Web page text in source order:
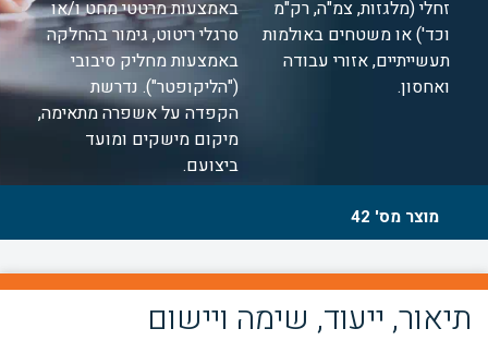
זחלי (מלגזות, צמ"ה, רק"מ
וכד') או משטחים באולמות
תעשייתיים, אזורי עבודה
ואחסון.
באמצעות מרטטי מחט ו/או
סרגלי ריטוט, גימור בהחלקה
באמצעות מחליק סיבובי
("הליקופטר"). נדרשת
הקפדה על אשפרה מתאימה,
מיקום מישקים ומועד
ביצועם.
מוצר מס' 42
תיאור, ייעוד, שימה ויישום